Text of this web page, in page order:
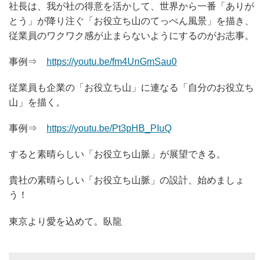
社長は、我が社の得意を活かして、世界から一番「ありが
とう」が降り注ぐ「お役立ち山のてっぺん風景」を描き、
従業員のワクワク感が止まらないようにするのがお志事。
事例⇒ https://youtu.be/fm4UnGmSau0
従業員も企業の「お役立ち山」に連なる「自分のお役立ち
山」を描く。
事例⇒ https://youtu.be/Pt3pHB_PIuQ
すると素晴らしい「お役立ち山脈」が展望できる。
貴社の素晴らしい「お役立ち山脈」の設計、始めましょ
う！
東京より愛を込めて。臥龍